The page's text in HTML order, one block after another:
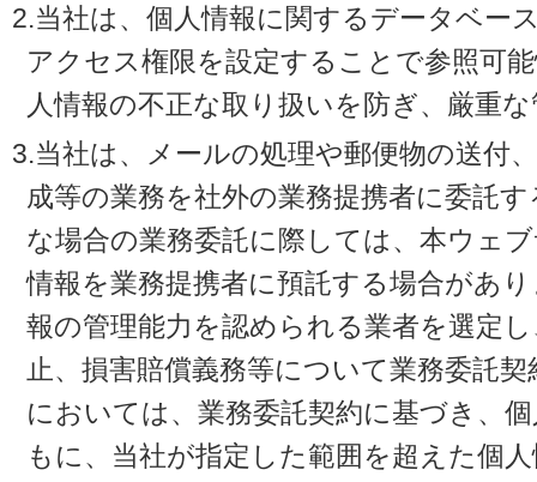
2.当社は、個人情報に関するデータベー
アクセス権限を設定することで参照可
人情報の不正な取り扱いを防ぎ、厳重
3.当社は、メールの処理や郵便物の送付
成等の業務を社外の業務提携者に委託
な場合の業務委託に際しては、本ウェ
情報を業務提携者に預託する場合があ
報の管理能力を認められる業者を選定
止、損害賠償義務等について業務委託
においては、業務委託契約に基づき、
もに、当社が指定した範囲を超えた個